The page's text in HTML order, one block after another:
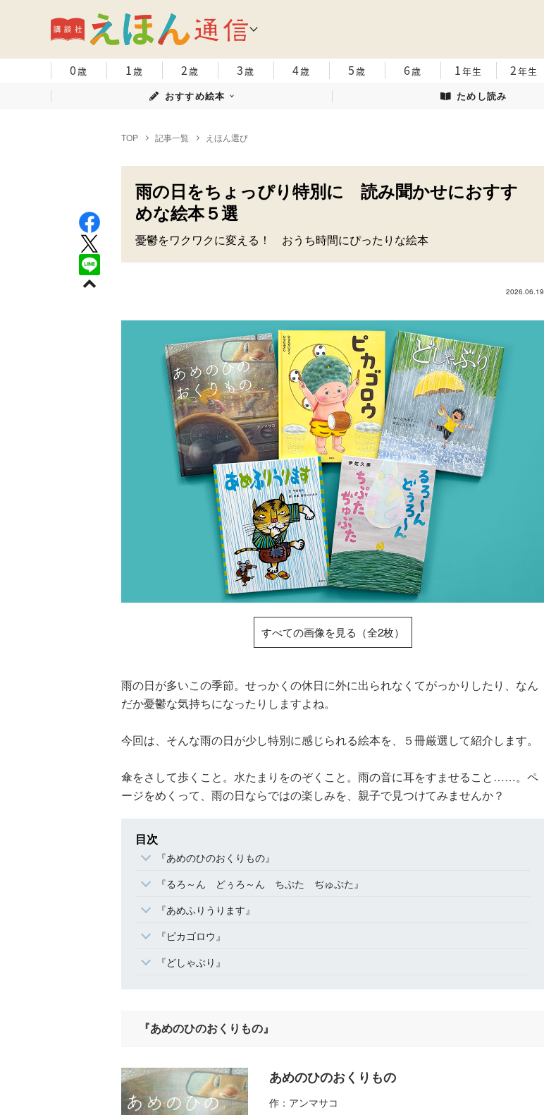
0歳 1歳 2歳 3歳 4歳 5歳 6歳 1年生 2年生
おすすめ絵本
ためし読み
TOP 記事一覧 えほん選び
雨の日をちょっぴり特別に 読み聞かせにおすす
めな絵本５選
憂鬱をワクワクに変える！ おうち時間にぴったりな絵本
2026.06.19
すべての画像を見る（全2枚）
雨の日が多いこの季節。せっかくの休日に外に出られなくてがっかりしたり、なん
だか憂鬱な気持ちになったりしますよね。
今回は、そんな雨の日が少し特別に感じられる絵本を、５冊厳選して紹介します。
傘をさして歩くこと。水たまりをのぞくこと。雨の音に耳をすませること……。ペ
ージをめくって、雨の日ならではの楽しみを、親子で見つけてみませんか？
目次
『あめのひのおくりもの』
『るろ～ん どぅろ～ん ちぷた ぢゅぷた』
『あめふりうります』
『ピカゴロウ』
『どしゃぶり』
『あめのひのおくりもの』
あめのひのおくりもの
作：アンマサコ